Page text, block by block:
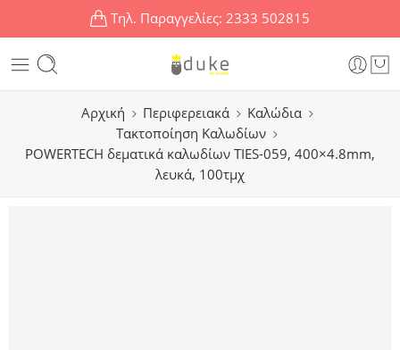
Τηλ. Παραγγελίες: 2333 502815
Αρχική Περιφερειακά
Καλώδια
Τακτοποίηση Καλωδίων
POWERTECH δεματικά καλωδίων TIES-059, 400×4.8mm,
λευκά, 100τμχ